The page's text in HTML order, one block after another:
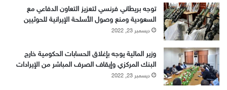
توجه بريطاني فرنسي لتعزيز التعاون الدفاعي مع
السعودية ومنع وصول الأسلحة الإيرانية للحوثيين
ديسمبر 23, 2022
وزير المالية يوجه بإغلاق الحسابات الحكومية خارج
البنك المركزي وإيقاف الصرف المباشر من الإيرادات
ديسمبر 23, 2022